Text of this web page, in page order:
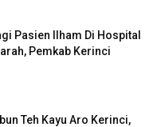
Pasien Ilham Di Hospital
Pemkab Kerinci
Teh Kayu Aro Kerinci,